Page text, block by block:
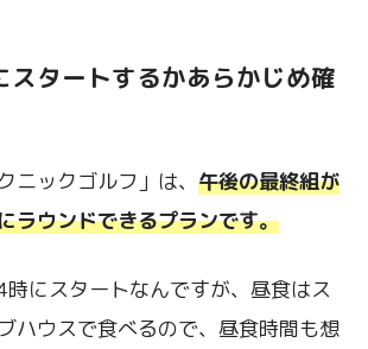
スタートするかあらかじめ確
ニックゴルフ」は、 午後の最終組が
ラウンドできるプランです。
にスタートなんですが、昼食はス
ハウスで食べるので、昼食時間も想